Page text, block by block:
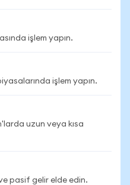
işlem yapın.
işlem yapın.
uzun veya kısa
pasif gelir elde edin.